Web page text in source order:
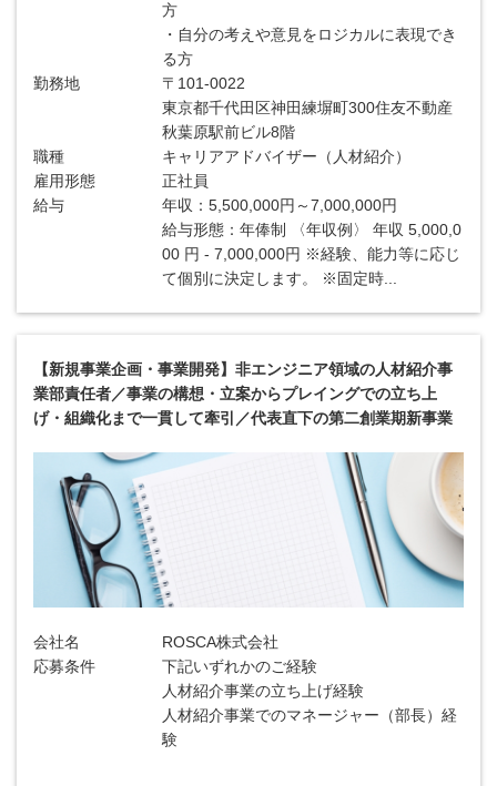
方
・自分の考えや意見をロジカルに表現でき
る方
勤務地
〒101-0022
東京都千代田区神田練塀町300住友不動産
秋葉原駅前ビル8階
職種
キャリアアドバイザー（人材紹介）
雇用形態
正社員
給与
年収：5,500,000円～7,000,000円
給与形態：年俸制 〈年収例〉 年収 5,000,0
00 円 - 7,000,000円 ※経験、能力等に応じ
て個別に決定します。 ※固定時...
【新規事業企画・事業開発】非エンジニア領域の人材紹介事
業部責任者／事業の構想・立案からプレイングでの立ち上
げ・組織化まで一貫して牽引／代表直下の第二創業期新事業
会社名
ROSCA株式会社
応募条件
下記いずれかのご経験
人材紹介事業の立ち上げ経験
人材紹介事業でのマネージャー（部長）経
験